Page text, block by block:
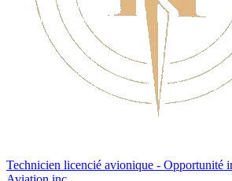
Technicien licencié avionique - Opportunité